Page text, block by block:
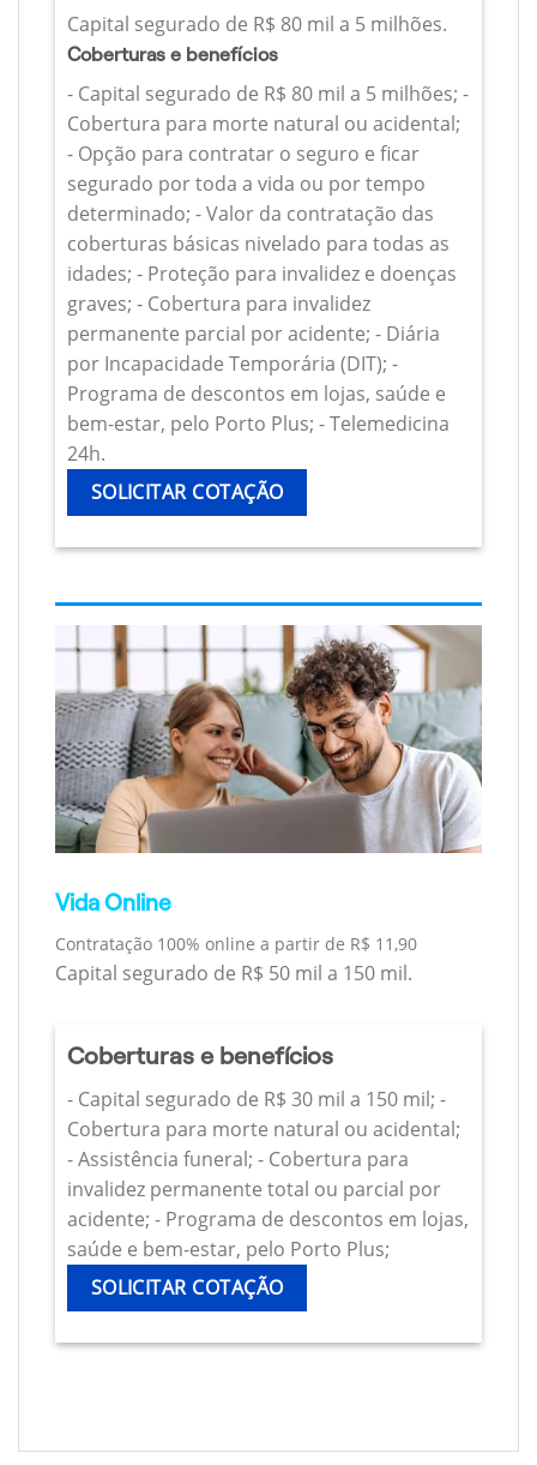
Capital segurado de R$ 80 mil a 5 milhões.
Coberturas e benefícios
- Capital segurado de R$ 80 mil a 5 milhões; -
Cobertura para morte natural ou acidental;
- Opção para contratar o seguro e ficar
segurado por toda a vida ou por tempo
determinado; - Valor da contratação das
coberturas básicas nivelado para todas as
idades; - Proteção para invalidez e doenças
graves; - Cobertura para invalidez
permanente parcial por acidente; - Diária
por Incapacidade Temporária (DIT); -
Programa de descontos em lojas, saúde e
bem-estar, pelo Porto Plus; - Telemedicina
24h.
SOLICITAR COTAÇÃO
Vida Online
Contratação 100% online a partir de R$ 11,90
Capital segurado de R$ 50 mil a 150 mil.
Coberturas e benefícios
- Capital segurado de R$ 30 mil a 150 mil; -
Cobertura para morte natural ou acidental;
- Assistência funeral; - Cobertura para
invalidez permanente total ou parcial por
acidente; - Programa de descontos em lojas,
saúde e bem-estar, pelo Porto Plus;
SOLICITAR COTAÇÃO